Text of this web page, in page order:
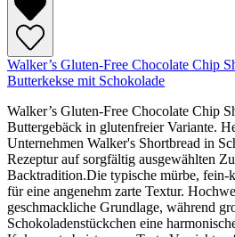
Walker’s Gluten-Free Chocolate Chip
Butterkekse mit Schokolade
Walker’s Gluten-Free Chocolate Chip
Buttergebäck in glutenfreier Variante.
Unternehmen Walker's Shortbread in
Rezeptur auf sorgfältig ausgewählten
Backtradition.Die typische mürbe, fein-
für eine angenehm zarte Textur.
geschmackliche Grundlage, während
Schokoladenstückchen eine